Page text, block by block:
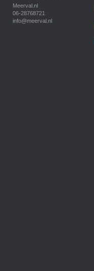
Meerval.nl
06-28768721
info@meerval.nl